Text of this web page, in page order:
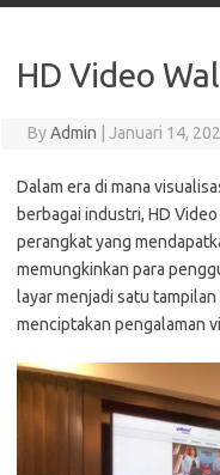
HD Video
ByAdmin Januari 14,
Dalam era di mana
berbagai industri, HD
perangkat yang
memungkinkan para
layar menjadi satu
menciptakan pengalaman